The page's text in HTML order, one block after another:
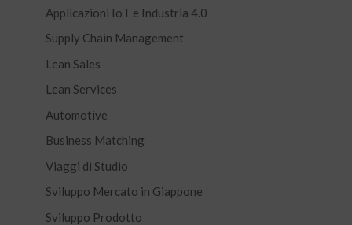
Applicazioni IoT e Industria 4.0
Supply Chain Management
Lean Sales
Lean Services
Automotive
Business Matching
Viaggi di Studio
Sviluppo Mercato in Giappone
Sviluppo Prodotto